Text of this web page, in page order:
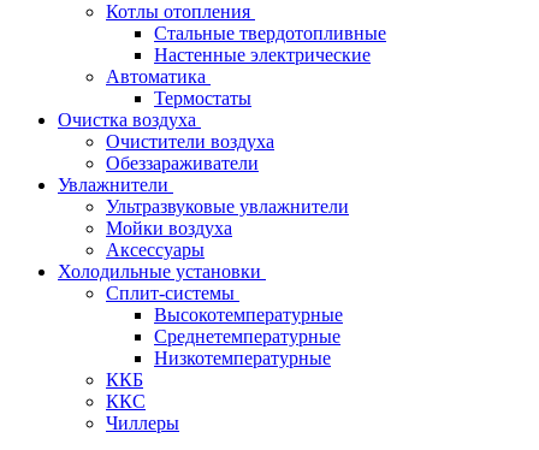
Котлы отопления
Стальные твердотопливные
Настенные электрические
Автоматика
Термостаты
Очистка воздуха
Очистители воздуха
Обеззараживатели
Увлажнители
Ультразвуковые увлажнители
Мойки воздуха
Аксессуары
Холодильные установки
Сплит-системы
Высокотемпературные
Среднетемпературные
Низкотемпературные
ККБ
ККС
Чиллеры